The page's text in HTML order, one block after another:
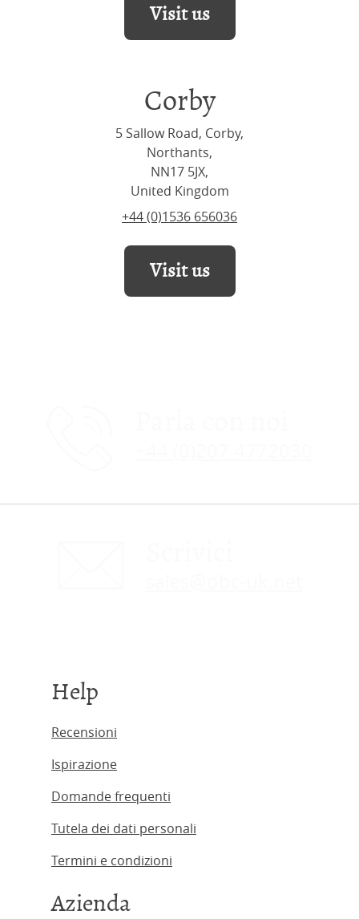
Visit us
Corby
5 Sallow Road, Corby,
Northants,
NN17 5JX,
United Kingdom
+44 (0)1536 656036
Visit us
Help
Recensioni
Ispirazione
Domande frequenti
Tutela dei dati personali
Termini e condizioni
Azienda